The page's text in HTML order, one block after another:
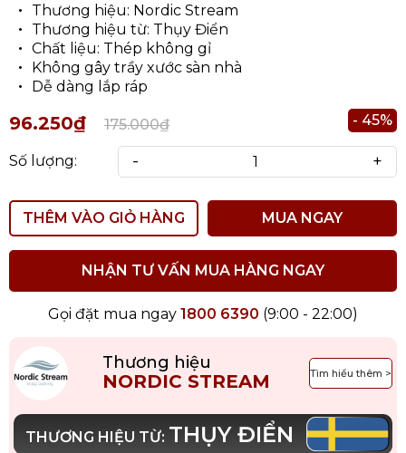
Thương hiệu: Nordic Stream
Thương hiệu từ: Thụy Điển
Chất liệu: Thép không gỉ
Không gây trầy xước sàn nhà
Dễ dàng lắp ráp
96.250₫ 175.000₫ - 45%
Số lượng: - +
THÊM VÀO GIỎ HÀNG MUA NGAY
NHẬN TƯ VẤN MUA HÀNG NGAY
Gọi đặt mua ngay 1800 6390 (9:00 - 22:00)
Thương hiệu
NORDIC STREAM Tìm hiểu thêm >
THƯƠNG HIỆU TỪ: THỤY ĐIỂN